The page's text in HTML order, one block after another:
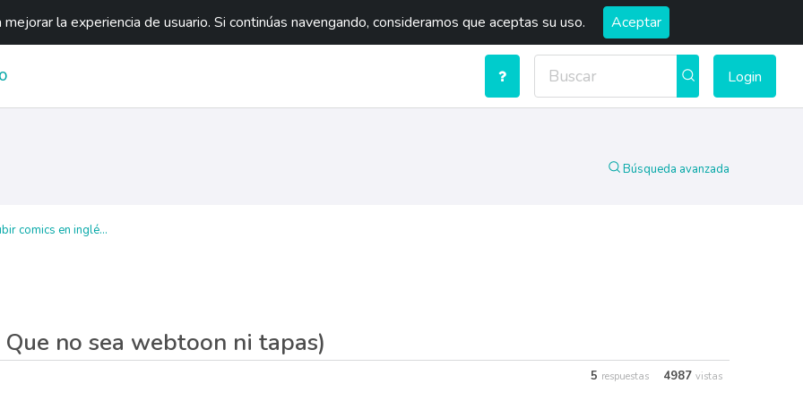
la experiencia de usuario. Si continúas navengando, consideramos que aceptas su uso. Aceptar
Login
Búsqueda avanzada
comics en inglé...
no sea webtoon ni tapas)
5 respuestas 4987 vistas